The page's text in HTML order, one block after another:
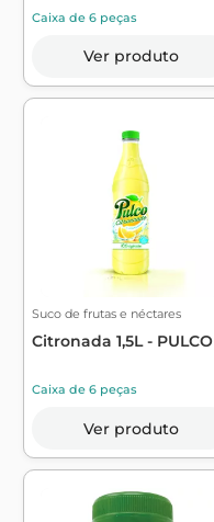
Caixa de 6 peças
Ver produto
Suco de frutas e néctares
Citronada 1,5L - PULCO
Caixa de 6 peças
Ver produto